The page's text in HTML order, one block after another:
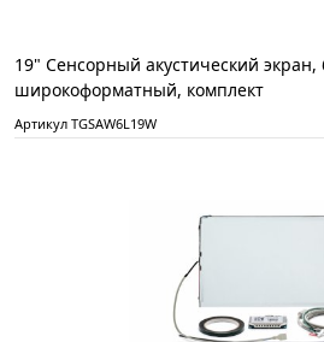
19" Сенсорный акустический экран,
широкоформатный, комплект
Артикул TGSAW6L19W